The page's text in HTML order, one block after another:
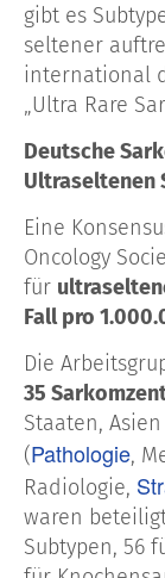
gibt es
seltener
international
„Ultra Rare
Deutsche
Ultraseltenen
Eine
Oncology
für
Fall pro
Die
35
Staaten,
(Pathologie,
Radiologie,
waren
Subtypen, 56